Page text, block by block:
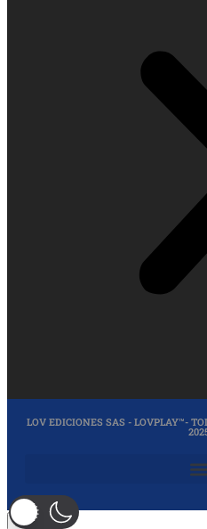
LOV EDICIONES SAS - LOVPLAY™-